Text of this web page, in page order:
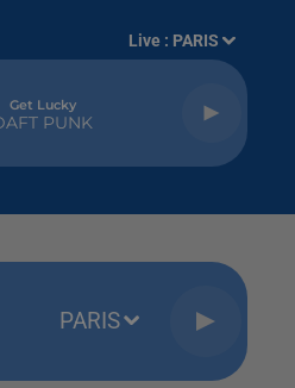
Live : PARIS
Get Lucky
PUNK
PARIS